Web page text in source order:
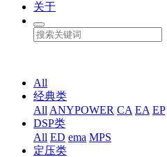
关于
All
经典类
All ANYPOWER CA EA EP
DSP类
All ED ema MPS
定压类